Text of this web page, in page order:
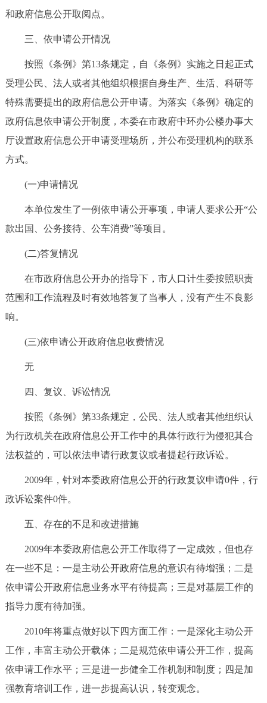
和政府信息公开取阅点。
三、依申请公开情况
按照《条例》第13条规定，自《条例》实施之日起正式
受理公民、法人或者其他组织根据自身生产、生活、科研等
特殊需要提出的政府信息公开申请。为落实《条例》确定的
政府信息依申请公开制度，本委在市政府中环办公楼办事大
厅设置政府信息公开申请受理场所，并公布受理机构的联系
方式。
(一)申请情况
本单位发生了一例依申请公开事项，申请人要求公开“公
款出国、公务接待、公车消费”等项目。
(二)答复情况
在市政府信息公开办的指导下，市人口计生委按照职责
范围和工作流程及时有效地答复了当事人，没有产生不良影
响。
(三)依申请公开政府信息收费情况
无
四、复议、诉讼情况
按照《条例》第33条规定，公民、法人或者其他组织认
为行政机关在政府信息公开工作中的具体行政行为侵犯其合
法权益的，可以依法申请行政复议或者提起行政诉讼。
2009年，针对本委政府信息公开的行政复议申请0件，行
政诉讼案件0件。
五、存在的不足和改进措施
2009年本委政府信息公开工作取得了一定成效，但也存
在一些不足：一是主动公开政府信息的意识有待增强；二是
依申请公开政府信息业务水平有待提高；三是对基层工作的
指导力度有待加强。
2010年将重点做好以下四方面工作：一是深化主动公开
工作，丰富主动公开载体；二是规范依申请公开工作，提高
依申请工作水平；三是进一步健全工作机制和制度；四是加
强教育培训工作，进一步提高认识，转变观念。